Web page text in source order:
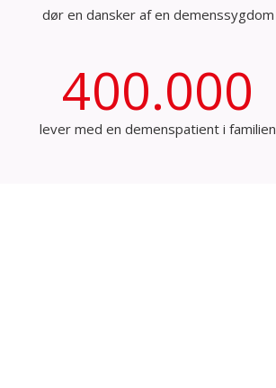
dør en dansker af en demenssygdom
400.000
lever med en demenspatient i familien